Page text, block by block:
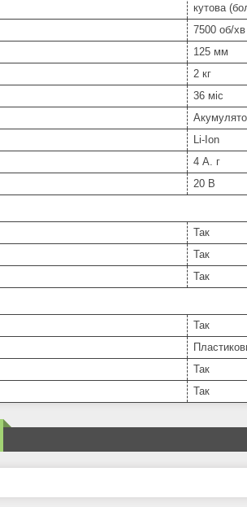
кутова
7500 об/хв
125 мм
2 кг
36 міс
Li-Ion
4 А. г
20 В
Так
Так
Так
Так
Так
Так